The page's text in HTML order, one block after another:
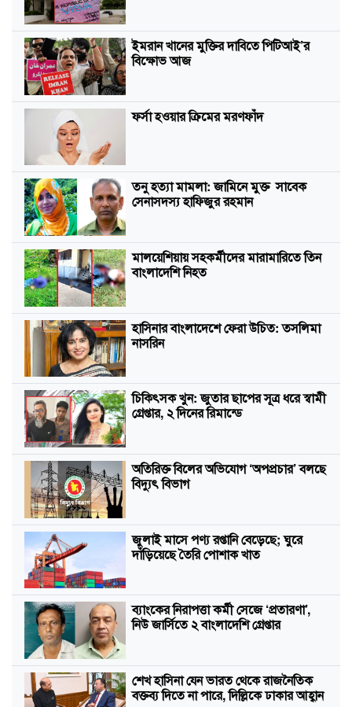
ইমরান খানের মুক্তির দাবিতে পিটিআই’র
বিক্ষোভ আজ
ফর্সা হওয়ার ক্রিমের মরণফাঁদ
তনু হত্যা মামলা: জামিনে মুক্ত সাবেক
সেনাসদস্য হাফিজুর রহমান
মালয়েশিয়ায় সহকর্মীদের মারামারিতে তিন
বাংলাদেশি নিহত
হাসিনার বাংলাদেশে ফেরা উচিত: তসলিমা
নাসরিন
চিকিৎসক খুন: জুতার ছাপের সূত্র ধরে স্বামী
গ্রেপ্তার, ২ দিনের রিমান্ডে
অতিরিক্ত বিলের অভিযোগ ‘অপপ্রচার’ বলছে
বিদ্যুৎ বিভাগ
জুলাই মাসে পণ্য রপ্তানি বেড়েছে; ঘুরে
দাঁড়িয়েছে তৈরি পোশাক খাত
ব্যাংকের নিরাপত্তা কর্মী সেজে ‘প্রতারণা’,
নিউ জার্সিতে ২ বাংলাদেশি গ্রেপ্তার
শেখ হাসিনা যেন ভারত থেকে রাজনৈতিক
বক্তব্য দিতে না পারে, দিল্লিকে ঢাকার আহ্বান